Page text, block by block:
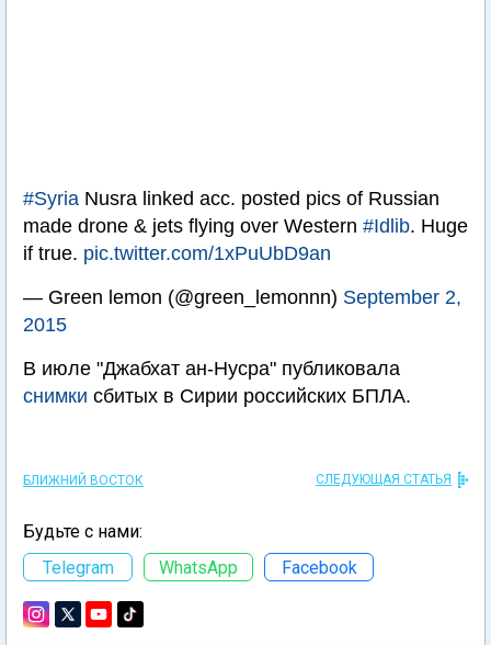
#Syria Nusra linked acc. posted pics of Russian
made drone & jets flying over Western #Idlib. Huge
if true. pic.twitter.com/1xPuUbD9an
— Green lemon (@green_lemonnn) September 2,
2015
В июле "Джабхат ан-Нусра" публиковала
снимки сбитых в Сирии российских БПЛА.
БЛИЖНИЙ ВОСТОК СЛЕДУЮЩАЯ СТАТЬЯ
Будьте с нами:
Telegram
WhatsApp Facebook